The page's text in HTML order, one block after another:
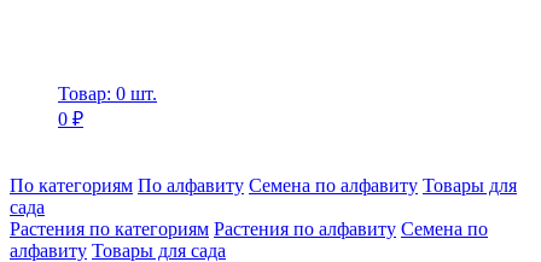
Товар: 0 шт.
0 ₽
По категориям По алфавиту Семена по алфавиту Товары для
сада
Растения по категориям Растения по алфавиту Семена по
алфавиту Товары для сада